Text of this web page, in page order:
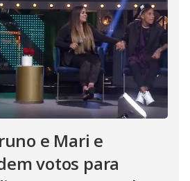
e Mari e
votos para